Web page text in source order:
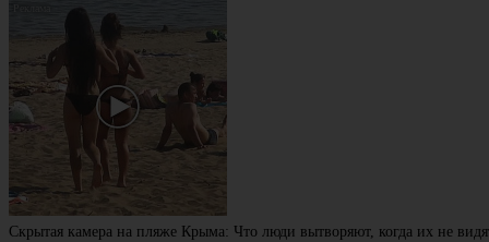
Скрытая камера на пляже Крыма: Что люди вытворяют, когда их не